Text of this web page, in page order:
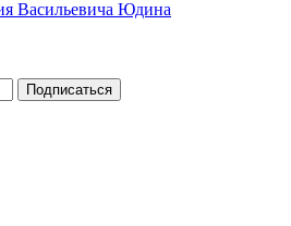
Подписаться